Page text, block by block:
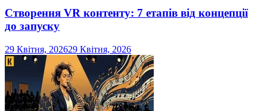
Створення VR контенту: 7 етапів від концепції
до запуску
29 Квітня, 202629 Квітня, 2026